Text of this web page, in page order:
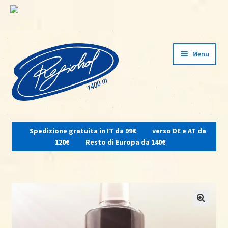
alla
navigazione
contenuto
Menu
il
menu
child
Spedizione gratuita in IT da 99€
verso DE e AT da
120€
Resto di Europa da 140€